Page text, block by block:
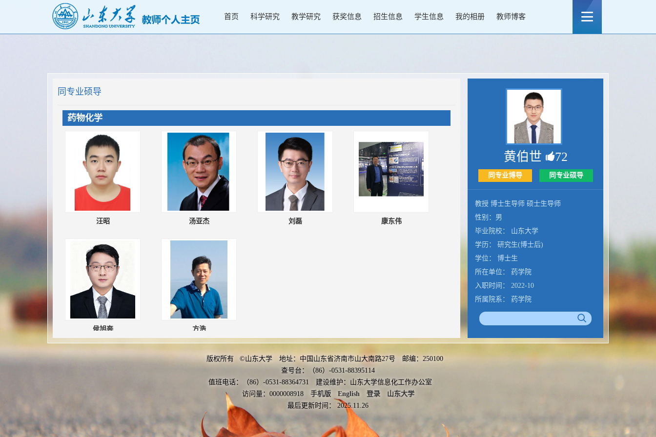
首页 科学研究 教学研究 获奖信息 招生信息 学生信息 我的相册 教师博客
同专业硕导
药物化学
汪昭 汤亚杰 刘磊 康东伟
侯旭奔 方浩
黄伯世 72
同专业博导 同专业硕导
教授 博士生导师 硕士生导师
性别：男
毕业院校： 山东大学
学历： 研究生(博士后)
学位： 博士生
所在单位： 药学院
入职时间： 2022-10
所属院系： 药学院
学科：药物化学
办公地点： 1. 济南市山大南路27号山
东大学中心校区明德楼B237
博士研究生国家奖学金（2016）
版权所有 ©山东大学 地址：中国山东省济南市山大南路27号 邮编：250100
查号台：（86）-0531-88395114
值班电话：（86）-0531-88364731 建设维护：山东大学信息化工作办公室
访问量： 0000008918 手机版 English 登录
山东大学
最后更新时间： 2025.11.26